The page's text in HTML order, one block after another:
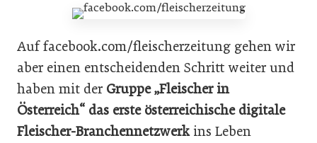
Auf facebook.com/fleischerzeitung gehen wir
aber einen entscheidenden Schritt weiter und
haben mit der Gruppe „Fleischer in
Österreich“ das erste österreichische digitale
Fleischer-Branchennetzwerkins Leben